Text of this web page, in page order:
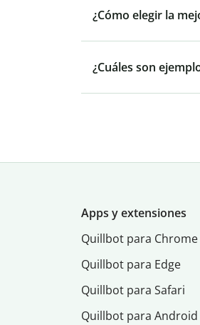
¿Cómo elegir la
¿Cuáles son
Apps y extensiones
Quillbot para Chrome
Quillbot para Edge
Quillbot para Safari
Quillbot para Android